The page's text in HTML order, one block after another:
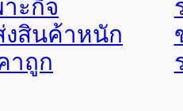
ะกิจ
สินค้าหนัก
าถูก